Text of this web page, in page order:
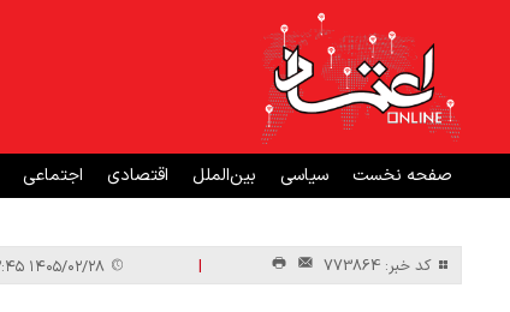
صفحه نخست سیاسی بین‌الملل اقتصادی اجتماعی
کد خبر: 773864 |